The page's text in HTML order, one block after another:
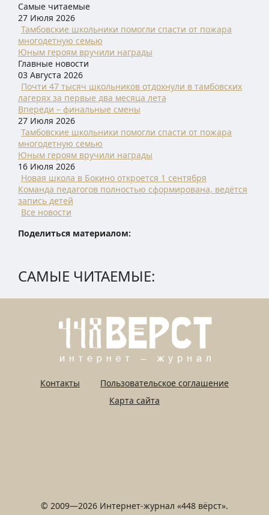
Самые читаемые
27 Июля 2026
Тамбовские школьники помогли спасти от пожара
многодетную семью
Юным героям вручили награды
Главные новости
03 Августа 2026
Почти 47 тысяч школьников отдохнули в тамбовских
лагерях за первые два месяца лета
Впереди – финальные смены
27 Июля 2026
Тамбовские школьники помогли спасти от пожара
многодетную семью
Юным героям вручили награды
16 Июля 2026
Новая школа в Бокино откроется 1 сентября
Команда педагогов полностью сформирована, ведётся
запись детей
Все новости
Поделиться материалом:
САМЫЕ ЧИТАЕМЫЕ:
Контакты
Пользовательское соглашение
Карта сайта
© 2009—2026 Интернет-журнал «448 вёрст».